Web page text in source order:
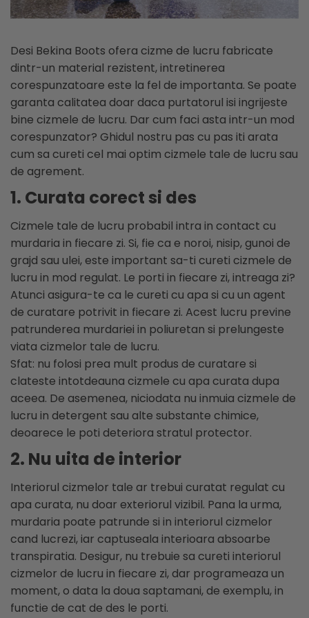
Cizme protectie
Sosete
Echipamente camuflaj
Tricouri camo
Bluze si hanorace camo
Caciuli si gulere camo
Geci camo
Pantaloni camo
Incaltaminte camo
Sorturi si maneci protectie
protectie
Curele si bretele
Genunchiere
Alte accesorii echipamente
protectie
Genti si trolere
Buzunare externe
Echipamente specializate
Echipamente muncitori ferma
Echipamente veterinari
Echipamente mulgatori
Echipamente trimeri ongloane
Manusi protectie
Casti si antifoane protectie
Mistrii
Unelte de masurat
Foarfeci si cuttere
Maturi, perii si farase
Ciocane si baroase
Dispozitive fixare
Capsatoare
Consumabile scule si unelte
Lame fierastraie
Coliere metalice
Menghine si prese
Desi Bekina Boots ofera cizme de lucru fabricate
dintr-un material rezistent, intretinerea
corespunzatoare este la fel de importanta. Se poate
garanta calitatea doar daca purtatorul isi ingrijeste
bine cizmele de lucru. Dar cum faci asta intr-un mod
corespunzator? Ghidul nostru pas cu pas iti arata
cum sa cureti cel mai optim cizmele tale de lucru sau
de agrement.
1. Curata corect si des
Cizmele tale de lucru probabil intra in contact cu
murdaria in fiecare zi. Si, fie ca e noroi, nisip, gunoi de
grajd sau ulei, este important sa-ti cureti cizmele de
lucru in mod regulat. Le porti in fiecare zi, intreaga zi?
Atunci asigura-te ca le cureti cu apa si cu un agent
de curatare potrivit in fiecare zi. Acest lucru previne
patrunderea murdariei in poliuretan si prelungeste
viata cizmelor tale de lucru.
Sfat: nu folosi prea mult produs de curatare si
clateste intotdeauna cizmele cu apa curata dupa
aceea. De asemenea, niciodata nu inmuia cizmele de
lucru in detergent sau alte substante chimice,
deoarece le poti deteriora stratul protector.
2. Nu uita de interior
Interiorul cizmelor tale ar trebui curatat regulat cu
apa curata, nu doar exteriorul vizibil. Pana la urma,
murdaria poate patrunde si in interiorul cizmelor
cand lucrezi, iar captuseala interioara absoarbe
transpiratia. Desigur, nu trebuie sa cureti interiorul
cizmelor de lucru in fiecare zi, dar programeaza un
moment, o data la doua saptamani, de exemplu, in
functie de cat de des le porti.